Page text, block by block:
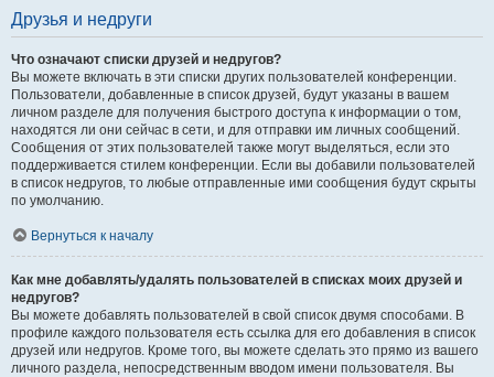
Друзья и недруги
Что означают списки друзей и недругов?
Вы можете включать в эти списки других пользователей конференции.
Пользователи, добавленные в список друзей, будут указаны в вашем
личном разделе для получения быстрого доступа к информации о том,
находятся ли они сейчас в сети, и для отправки им личных сообщений.
Сообщения от этих пользователей также могут выделяться, если это
поддерживается стилем конференции. Если вы добавили пользователей
в список недругов, то любые отправленные ими сообщения будут скрыты
по умолчанию.
Вернуться к началу
Как мне добавлять/удалять пользователей в списках моих друзей и
недругов?
Вы можете добавлять пользователей в свой список двумя способами. В
профиле каждого пользователя есть ссылка для его добавления в список
друзей или недругов. Кроме того, вы можете сделать это прямо из вашего
личного раздела, непосредственным вводом имени пользователя. Вы